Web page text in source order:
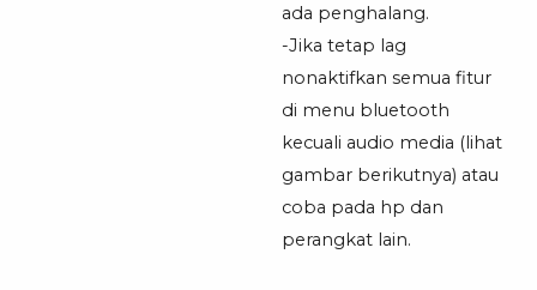
ada penghalang.
-Jika tetap lag
nonaktifkan semua fitur
di menu bluetooth
kecuali audio media (lihat
gambar berikutnya) atau
coba pada hp dan
perangkat lain.